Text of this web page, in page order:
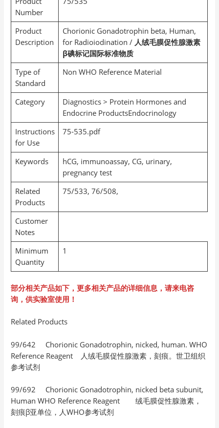
Number
Product
Description
Chorionic Gonadotrophin beta, Human,
for Radioiodination / 人绒毛膜促性腺激素
β碘标记国际标准物质
Type of
Standard
Non WHO Reference Material
Category
Diagnostics > Protein Hormones and
Endocrine ProductsEndocrinology
Instructions
for Use
75-535.pdf
Keywords
hCG, immunoassay, CG, urinary,
pregnancy test
Related
Products
75/533, 76/508,
Customer
Notes
Minimum
Quantity
1
部分相关产品如下，更多相关产品的详细信息，请来电咨
询，供实验室使用！
Related Products
99/642 Chorionic Gonadotrophin, nicked, human. WHO
Reference Reagent 人绒毛膜促性腺激素，刻痕。世卫组织
参考试剂
99/692 Chorionic Gonadotrophin, nicked beta subunit,
Human WHO Reference Reagent 绒毛膜促性腺激素，
刻痕β亚单位，人WHO参考试剂